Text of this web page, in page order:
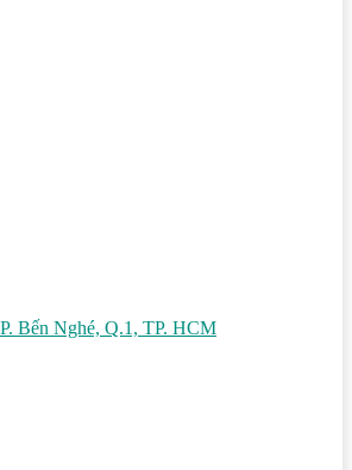
Bến Nghé, Q.1, TP. HCM